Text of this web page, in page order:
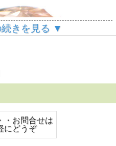
きを見る ▼
・お問合せは
にどうぞ